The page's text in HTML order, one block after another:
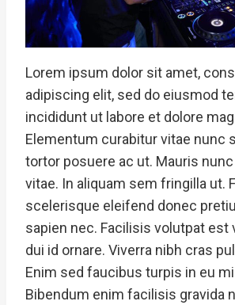
Lorem ipsum dolor sit amet,
adipiscing elit, sed do eiusmod
incididunt ut labore et dolore
Elementum curabitur vitae nunc
tortor posuere ac ut. Mauris
vitae. In aliquam sem fringilla ut.
scelerisque eleifend donec
sapien nec. Facilisis volutpat est
dui id ornare. Viverra nibh cras
Enim sed faucibus turpis in eu
Bibendum enim facilisis gravida